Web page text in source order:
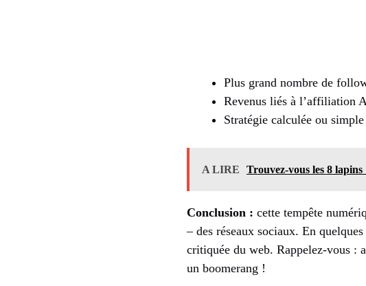
Plus grand nombre de
Revenus liés à l’affiliation
Stratégie calculée ou
A LIRE Trouvez-vous les 8 lapins
Conclusion : cette tempête
– des réseaux sociaux. En
critiquée du web. Rappelez-vous :
un boomerang !